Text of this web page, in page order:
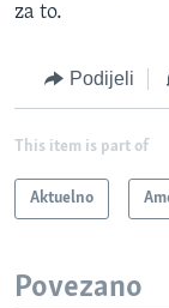
za to.
Podijeli
This item is part of
Aktuelno
Povezano